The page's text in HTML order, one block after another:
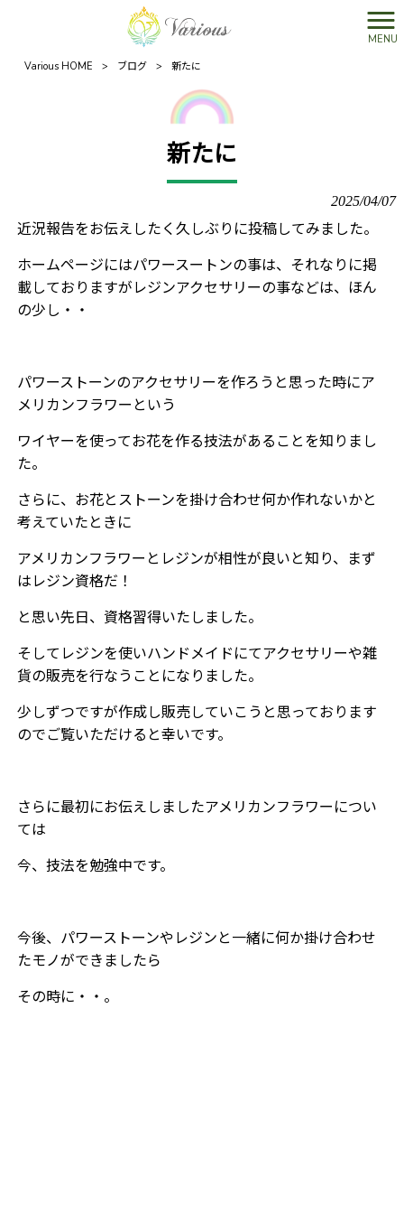
MENU
Various HOME
> ブログ > 新たに
新たに
2025/04/07
近況報告をお伝えしたく久しぶりに投稿してみました。
ホームページにはパワースートンの事は、それなりに掲
載しておりますがレジンアクセサリーの事などは、ほん
の少し・・
パワーストーンのアクセサリーを作ろうと思った時にア
メリカンフラワーという
ワイヤーを使ってお花を作る技法があることを知りまし
た。
さらに、お花とストーンを掛け合わせ何か作れないかと
考えていたときに
アメリカンフラワーとレジンが相性が良いと知り、まず
はレジン資格だ！
と思い先日、資格習得いたしました。
そしてレジンを使いハンドメイドにてアクセサリーや雑
貨の販売を行なうことになりました。
少しずつですが作成し販売していこうと思っております
のでご覧いただけると幸いです。
さらに最初にお伝えしましたアメリカンフラワーについ
ては
今、技法を勉強中です。
今後、パワーストーンやレジンと一緒に何か掛け合わせ
たモノができましたら
その時に・・。